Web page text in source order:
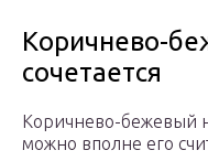
Коричнево-
сочетается
Коричнево-бежевый
можно вполне его